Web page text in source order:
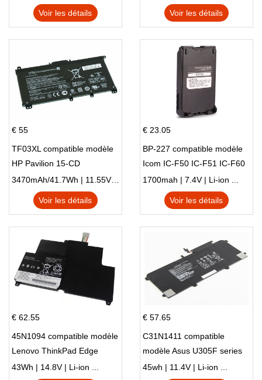
Voir les détails
HSTNN-LB8S M01118-421
M01144-005 13-BB 14-DV
Voir les détails
€ 55
TF03XL compatible modèle
HP Pavilion 15-CD
3470mAh/41.7Wh | 11.55V | Li-ion ...
Voir les détails
€ 23.05
BP-227 compatible modèle
Icom IC-F50 IC-F51 IC-F60
IC-F61 IC-M87
1700mah | 7.4V | Li-ion ...
Voir les détails
€ 62.55
45N1094 compatible modèle
Lenovo ThinkPad Edge
S230u Twist
43Wh | 14.8V | Li-ion ...
€ 57.65
C31N1411 compatible
modèle Asus U305F series
45wh | 11.4V | Li-ion ...